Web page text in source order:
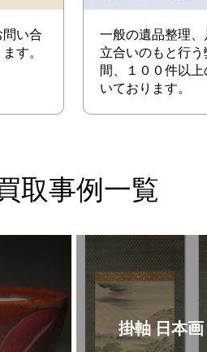
い合
す。
一般の遺品整理
立合いのもと行
間、１００件以
いております。
取事例一覧
掛軸 日本画